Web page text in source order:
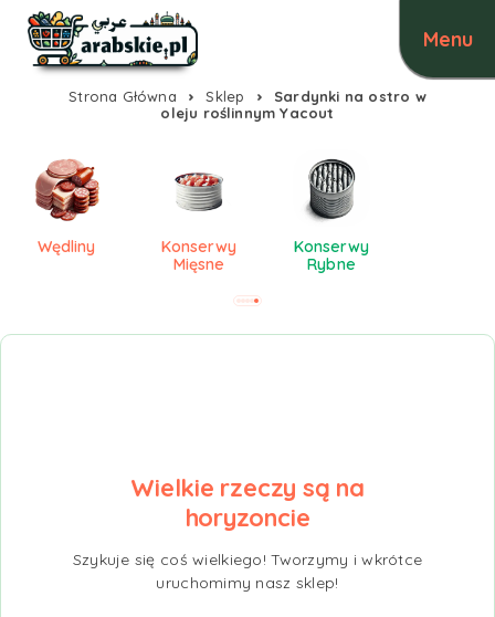
Strona Główna Sklep
Sardynki na ostro w
oleju roślinnym Yacout
Wędliny
Konserwy
Mięsne
Konserwy
Rybne
Wielkie rzeczy są na
horyzoncie
Szykuje się coś wielkiego! Tworzymy i wkrótce
uruchomimy nasz sklep!